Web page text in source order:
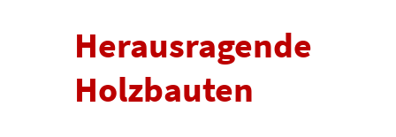
Herausragende
Holzbauten